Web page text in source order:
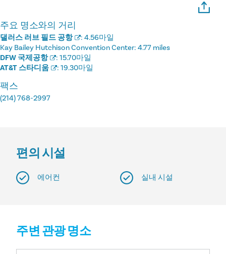
주요 명소와의 거리
댈러스 러브 필드 공항 : 4.56마일
Kay Bailey Hutchison Convention Center: 4.77 miles
DFW 국제공항
: 15.70마일
AT&T 스타디움
: 19.30마일
팩스
(214) 768-2997
편의 시설
에어컨 실내 시설
주변 관광 명소